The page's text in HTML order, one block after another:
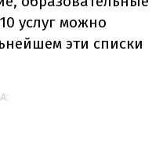
услуг можно
эти списки